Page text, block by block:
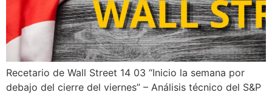
Recetario de Wall Street 14 03 “Inicio la semana por
debajo del cierre del viernes” – Análisis técnico del S&P